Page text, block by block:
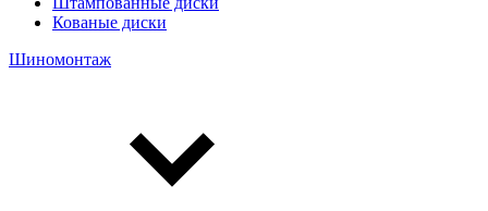
Кованые диски
Шиномонтаж